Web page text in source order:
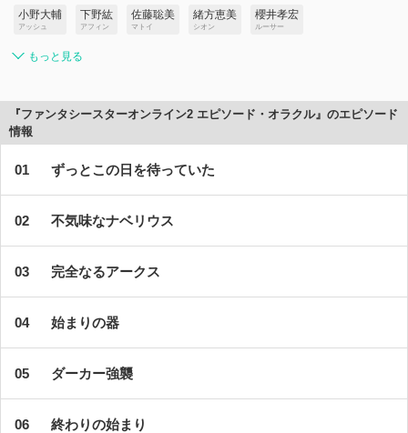
小野大輔
アッシュ
下野紘
アフィン
佐藤聡美
マトイ
緒方恵美
シオン
櫻井孝宏
ルーサー
もっと見る
『ファンタシースターオンライン2 エピソード・オラクル』のエピソード
情報
ずっとこの日を待っていた
不気味なナベリウス
完全なるアークス
始まりの器
ダーカー強襲
終わりの始まり